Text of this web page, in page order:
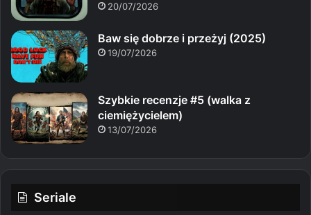
20/07/2026
Baw się dobrze i przeżyj (2025)
19/07/2026
Szybkie recenzje #5 (walka z
ciemiężycielem)
13/07/2026
Seriale